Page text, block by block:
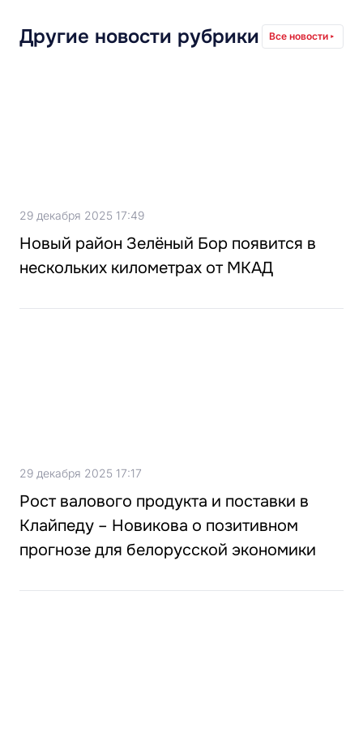
Другие новости рубрики Все новости
29 декабря 2025 17:49
Новый район Зелёный Бор появится в
нескольких километрах от МКАД
29 декабря 2025 17:17
Рост валового продукта и поставки в
Клайпеду – Новикова о позитивном
прогнозе для белорусской экономики